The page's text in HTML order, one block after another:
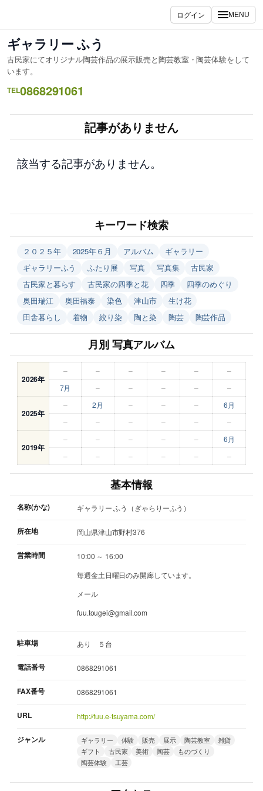
ス
キ
ッ
プ
ログイン MENU
ギャラリー ふう
古民家にてオリジナル陶芸作品の展示販売と陶芸教室・陶芸体験をして
います。
TEL0868291061
記事がありません
該当する記事がありません。
キーワード検索
２０２５年 2025年６月 アルバム
ギャラリー
ギャラリーふう
ふたり展 写真 写真集
古民家
古民家と暮らす
古民家の四季と花 四季
四季のめぐり
奥田瑞江
奥田福泰 染色 津山市
生け花
田舎暮らし
着物 絞り染 陶と染 陶芸 陶芸作品
月別 写真アルバム
2026年
– – – – –
–
7月
– – – – –
2025年
– 2月 – – –
6月
–
– – – – –
2019年
– – – – –
6月
–
– – – – –
基本情報
名称(かな) ギャラリー ふう（ぎゃらりーふう）
所在地 岡山県津山市野村376
営業時間
10:00 ～ 16:00
毎週金土日曜日のみ開廊しています。
メール
fuu.tougei@gmail.com
駐車場 あり ５台
電話番号 0868291061
FAX番号 0868291061
URL http://fuu.e-tsuyama.com/
ジャンル ギャラリー 体験 販売 展示 陶芸教室
雑貨
ギフト
古民家 美術 陶芸
ものづくり
陶芸体験
工芸